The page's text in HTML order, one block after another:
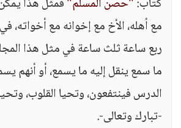
كتاب:"حصن المسلم"فمثل هذا
مع أهله، الأخ مع إخوانه مع
ربع ساعة ثلث ساعة في مثل هذا
ما سمع ينقل إليه ما يسمع، أو أنهم
الدرس فينتفعون، وتحيا القلوب،
-تبارك وتعالى-.